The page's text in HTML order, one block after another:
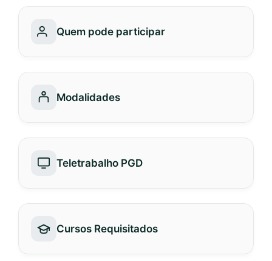
Quem pode participar
Modalidades
Teletrabalho PGD
Cursos Requisitados